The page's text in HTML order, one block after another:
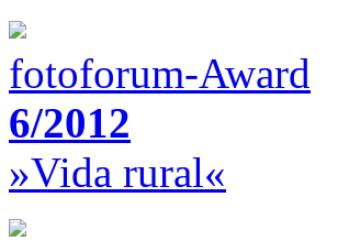
fotoforum-Award
6/2012
»Vida rural«